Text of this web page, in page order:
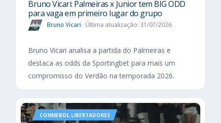
Bruno Vicari: Palmeiras x Junior tem BIG ODD
para vaga em primeiro lugar do grupo
Bruno Vicari Última atualização: 31/07/2026
Bruno Vicari analisa a partida do Palmeiras e
destaca as odds da Sportingbet para mais um
compromisso do Verdão na temporada 2026.
CONMEBOL LIBERTADORES